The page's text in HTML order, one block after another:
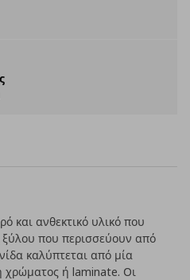
και ανθεκτικό υλικό που
ξύλου που περισσεύουν από
καλύπτεται από μία
χρώματος ή laminate. Οι